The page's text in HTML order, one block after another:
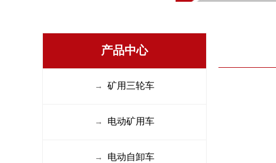
产品中心
→ 矿用三轮车
→ 电动矿用车
→ 电动自卸车